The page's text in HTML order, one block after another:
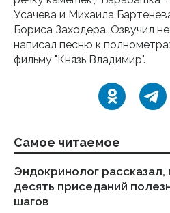
Усачева и Михаила
Бориса Заходера. Озвучил
написал песню к
фильму "Князь Владимир".
Самое читаемое
Эндокринолог рассказал,
десять приседаний
шагов